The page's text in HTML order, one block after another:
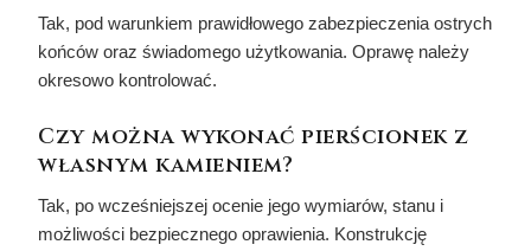
Tak, pod warunkiem prawidłowego zabezpieczenia ostrych
końców oraz świadomego użytkowania. Oprawę należy
okresowo kontrolować.
Czy można wykonać pierścionek z
własnym kamieniem?
Tak, po wcześniejszej ocenie jego wymiarów, stanu i
możliwości bezpiecznego oprawienia. Konstrukcję